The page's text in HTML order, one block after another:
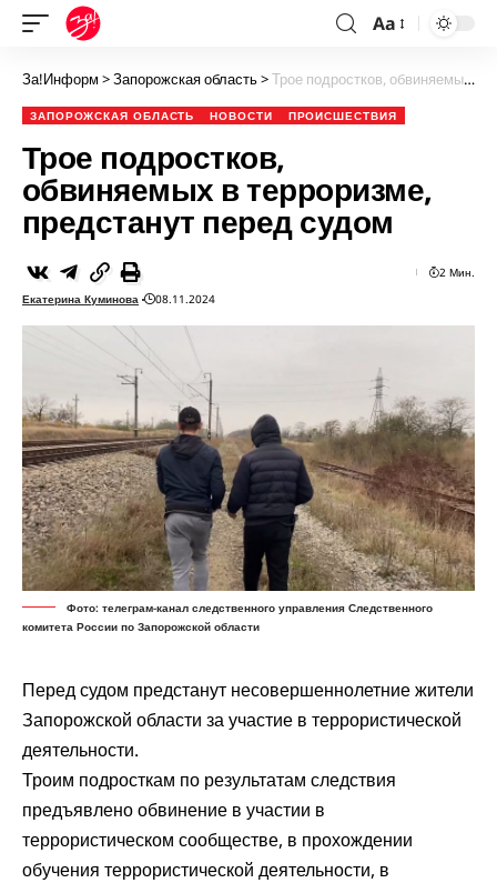
Aa
За!Информ >Запорожская область>Трое подростков, обвиняемых в терроризме, предстанут перед судом
ЗАПОРОЖСКАЯ ОБЛАСТЬ НОВОСТИ ПРОИСШЕСТВИЯ
Трое подростков,
обвиняемых в терроризме,
предстанут перед судом
Екатерина Куминова 08.11.2024
2 Мин.
Фото: телеграм-канал следственного управления Следственного
комитета России по Запорожской области
Перед судом предстанут несовершеннолетние жители
Запорожской области за участие в террористической
деятельности.
Троим подросткам по результатам следствия
предъявлено обвинение в участии в
террористическом сообществе, в прохождении
обучения террористической деятельности, в